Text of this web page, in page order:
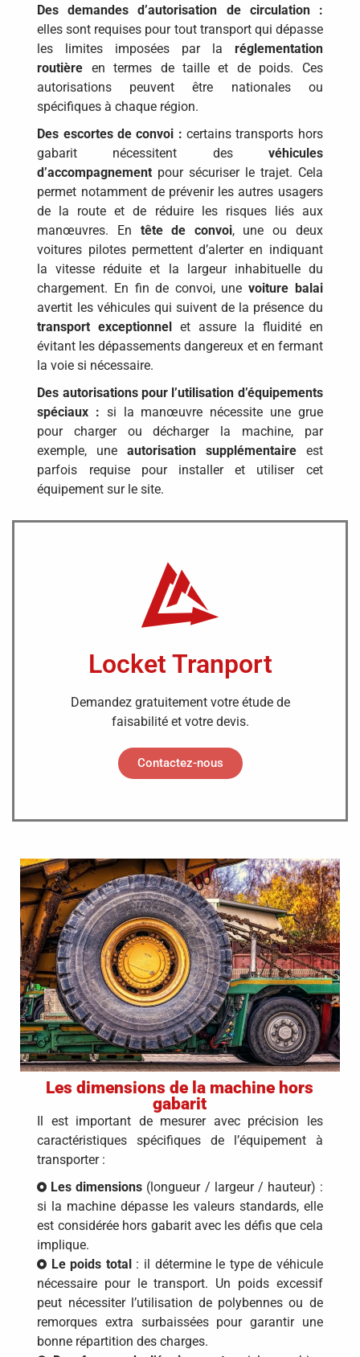
Des demandes d’autorisation de circulation :
elles sont requises pour tout transport qui dépasse
les limites imposées par la réglementation
routière en termes de taille et de poids. Ces
autorisations peuvent être nationales ou
spécifiques à chaque région.
Des escortes de convoi : certains transports hors
gabarit nécessitent des véhicules
d’accompagnement pour sécuriser le trajet. Cela
permet notamment de prévenir les autres usagers
de la route et de réduire les risques liés aux
manœuvres. En tête de convoi, une ou deux
voitures pilotes permettent d’alerter en indiquant
la vitesse réduite et la largeur inhabituelle du
chargement. En fin de convoi, unevoiture balai
avertit les véhicules qui suivent de la présence du
transport exceptionnel et assure la fluidité en
évitant les dépassements dangereux et en fermant
la voie si nécessaire.
Des autorisations pour l’utilisation d’équipements
spéciaux : si la manœuvre nécessite une grue
pour charger ou décharger la machine, par
exemple, une autorisation supplémentaireest
parfois requise pour installer et utiliser cet
équipement sur le site.
Locket Tranport
Demandez gratuitement votre étude de
faisabilité et votre devis.
Contactez-nous
Les dimensions de la machine hors
gabarit
Il est important de mesurer avec précision les
caractéristiques spécifiques de l’équipement à
transporter :
Les dimensions (longueur / largeur / hauteur) :
si la machine dépasse les valeurs standards, elle
est considérée hors gabarit avec les défis que cela
implique.
Le poids total : il détermine le type de véhicule
nécessaire pour le transport. Un poids excessif
peut nécessiter l’utilisation de polybennes ou de
remorques extra surbaissées pour garantir une
bonne répartition des charges.